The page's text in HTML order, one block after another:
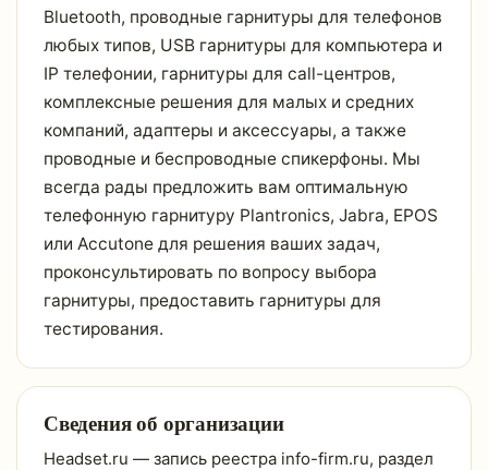
Bluetooth, проводные гарнитуры для телефонов
любых типов, USB гарнитуры для компьютера и
IP телефонии, гарнитуры для call-центров,
комплексные решения для малых и средних
компаний, адаптеры и аксессуары, а также
проводные и беспроводные спикерфоны. Мы
всегда рады предложить вам оптимальную
телефонную гарнитуру Plantronics, Jabra, EPOS
или Accutone для решения ваших задач,
проконсультировать по вопросу выбора
гарнитуры, предоставить гарнитуры для
тестирования.
Сведения об организации
Headset.ru — запись реестра info-firm.ru, раздел